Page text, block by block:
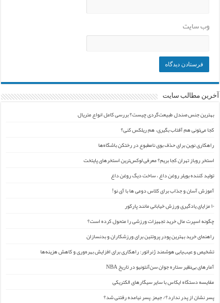
وب‌ سایت
آخرین مطالب سایت
بهترین جنس صندل طبیعت‌گردی چیست؟ بررسی کامل انواع متریال
کجا می‌تونی هم آفتاب بگیری، هم ریلکس کنی؟
راهکاری نوین برای حذف بوی نامطبوع در رختکن باشگاه‌ها
استخر روباز تهران کجا بریم؟ معرفی لوکس‌ترین استخرهای پایتخت
تولید کننده بویلر روغن داغ ، ساخت دیگ روغن داغ
آموزش آسان و جذاب برای کلاس دومی ها با آی نو!
۱۰ مزایای یادگیری ورزش خیابانی مانند پارکور
چگونه اسپرت مال خرید تجهیزات ورزشی را متحول کرده است؟
راهنمای خرید بهترین پودر پروتئین برای ورزشکاران و بدنسازان
تشخیص و عیب‌یابی هوشمند ژنراتور: راهکاری برای افزایش بهره‌وری و کاهش هزینه‌ها
آمارهای بی‌نظیر ستاره جوان سن‌آنتونیو در تاریخ NBA
مقایسه دستگاه ایکاس با سایر سیگارهای الکتریکی
پسر نشان از پدر ندارد؟/ جیمز ِ پسر نیامده رفتنی شد؟